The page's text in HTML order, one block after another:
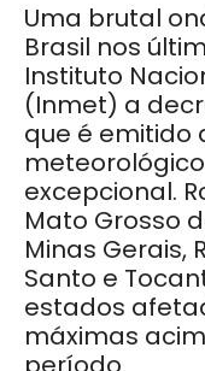
Uma brutal
Brasil nos
Instituto
(Inmet) a
que é emitido
excepcional.
Mato Grosso
Minas Gerais,
Santo e
estados
máximas